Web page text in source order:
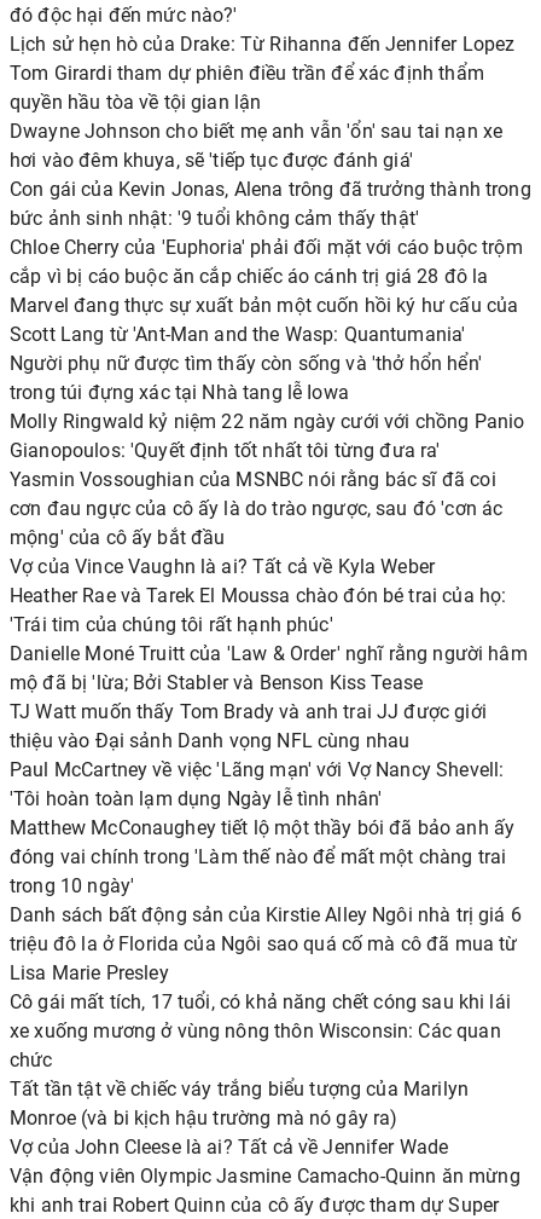
đó độc hại đến mức nào?'
Lịch sử hẹn hò của Drake: Từ Rihanna đến Jennifer Lopez
Tom Girardi tham dự phiên điều trần để xác định thẩm
quyền hầu tòa về tội gian lận
Dwayne Johnson cho biết mẹ anh vẫn 'ổn' sau tai nạn xe
hơi vào đêm khuya, sẽ 'tiếp tục được đánh giá'
Con gái của Kevin Jonas, Alena trông đã trưởng thành trong
bức ảnh sinh nhật: '9 tuổi không cảm thấy thật'
Chloe Cherry của 'Euphoria' phải đối mặt với cáo buộc trộm
cắp vì bị cáo buộc ăn cắp chiếc áo cánh trị giá 28 đô la
Marvel đang thực sự xuất bản một cuốn hồi ký hư cấu của
Scott Lang từ 'Ant-Man and the Wasp: Quantumania'
Người phụ nữ được tìm thấy còn sống và 'thở hổn hển'
trong túi đựng xác tại Nhà tang lễ Iowa
Molly Ringwald kỷ niệm 22 năm ngày cưới với chồng Panio
Gianopoulos: 'Quyết định tốt nhất tôi từng đưa ra'
Yasmin Vossoughian của MSNBC nói rằng bác sĩ đã coi
cơn đau ngực của cô ấy là do trào ngược, sau đó 'cơn ác
mộng' của cô ấy bắt đầu
Vợ của Vince Vaughn là ai? Tất cả về Kyla Weber
Heather Rae và Tarek El Moussa chào đón bé trai của họ:
'Trái tim của chúng tôi rất hạnh phúc'
Danielle Moné Truitt của 'Law & Order' nghĩ rằng người hâm
mộ đã bị 'lừa; Bởi Stabler và Benson Kiss Tease
TJ Watt muốn thấy Tom Brady và anh trai JJ được giới
thiệu vào Đại sảnh Danh vọng NFL cùng nhau
Paul McCartney về việc 'Lãng mạn' với Vợ Nancy Shevell:
'Tôi hoàn toàn lạm dụng Ngày lễ tình nhân'
Matthew McConaughey tiết lộ một thầy bói đã bảo anh ấy
đóng vai chính trong 'Làm thế nào để mất một chàng trai
trong 10 ngày'
Danh sách bất động sản của Kirstie Alley Ngôi nhà trị giá 6
triệu đô la ở Florida của Ngôi sao quá cố mà cô đã mua từ
Lisa Marie Presley
Cô gái mất tích, 17 tuổi, có khả năng chết cóng sau khi lái
xe xuống mương ở vùng nông thôn Wisconsin: Các quan
chức
Tất tần tật về chiếc váy trắng biểu tượng của Marilyn
Monroe (và bi kịch hậu trường mà nó gây ra)
Vợ của John Cleese là ai? Tất cả về Jennifer Wade
Vận động viên Olympic Jasmine Camacho-Quinn ăn mừng
khi anh trai Robert Quinn của cô ấy được tham dự Super